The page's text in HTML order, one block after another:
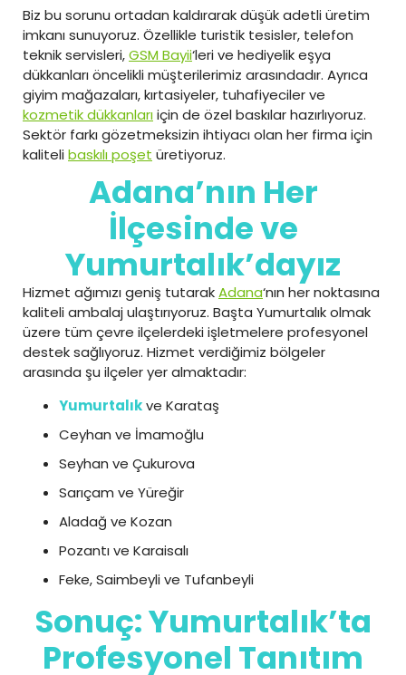
Biz bu sorunu ortadan kaldırarak düşük adetli üretim
imkanı sunuyoruz. Özellikle turistik tesisler, telefon
teknik servisleri,GSM Bayii‘leri ve hediyelik eşya
dükkanları öncelikli müşterilerimiz arasındadır. Ayrıca
giyim mağazaları, kırtasiyeler, tuhafiyeciler ve
kozmetik dükkanlarıiçin de özel baskılar hazırlıyoruz.
Sektör farkı gözetmeksizin ihtiyacı olan her firma için
kalitelibaskılı poşet üretiyoruz.
Adana’nın Her
İlçesinde ve
Yumurtalık’dayız
Hizmet ağımızı geniş tutarakAdana‘nın her noktasına
kaliteli ambalaj ulaştırıyoruz. Başta Yumurtalık olmak
üzere tüm çevre ilçelerdeki işletmelere profesyonel
destek sağlıyoruz. Hizmet verdiğimiz bölgeler
arasında şu ilçeler yer almaktadır:
Yumurtalıkve Karataş
Ceyhan ve İmamoğlu
Seyhan ve Çukurova
Sarıçam ve Yüreğir
Aladağ ve Kozan
Pozantı ve Karaisalı
Feke, Saimbeyli ve Tufanbeyli
Sonuç: Yumurtalık’ta
Profesyonel Tanıtım